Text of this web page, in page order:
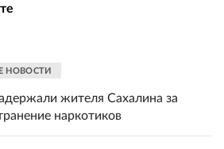
НОВОСТИ
жителя Сахалина за
наркотиков